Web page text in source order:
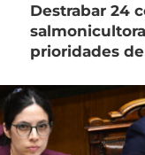
Destrabar 24
prioridades